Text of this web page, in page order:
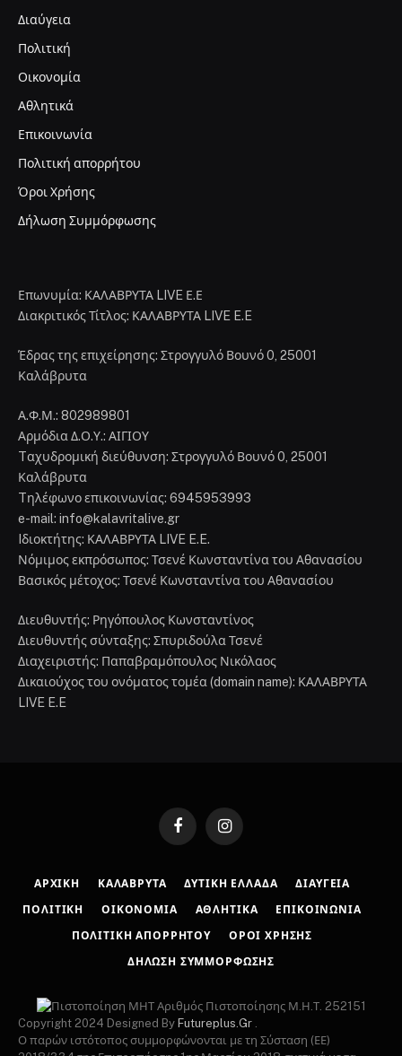
Διαύγεια
Πολιτική
Οικονομία
Αθλητικά
Επικοινωνία
Πολιτική απορρήτου
Όροι Χρήσης
Δήλωση Συμμόρφωσης
Επωνυμία: ΚΑΛΑΒΡΥΤΑ LIVE Ε.Ε
Διακριτικός Τίτλος: ΚΑΛΑΒΡΥΤΑ LIVE E.E
Έδρας της επιχείρησης: Στρογγυλό Βουνό 0, 25001
Καλάβρυτα
Α.Φ.Μ.: 802989801
Αρμόδια Δ.Ο.Υ.: ΑΙΓΙΟΥ
Tαχυδρομική διεύθυνση: Στρογγυλό Βουνό 0, 25001
Καλάβρυτα
Tηλέφωνο επικοινωνίας: 6945953993
e-mail: info@kalavritalive.gr
Iδιοκτήτης: ΚΑΛΑΒΡΥΤΑ LIVE E.E.
Νόμιμος εκπρόσωπος: Τσενέ Κωνσταντίνα του Αθανασίου
Βασικός μέτοχος: Τσενέ Κωνσταντίνα του Αθανασίου
Διευθυντής: Ρηγόπουλος Κωνσταντίνος
Διευθυντής σύνταξης: Σπυριδούλα Τσενέ
Διαχειριστής: Παπαβραμόπουλος Νικόλαος
Δικαιούχος του ονόματος τομέα (domain name): ΚΑΛΑΒΡΥΤΑ
LIVE E.E
FacebookInstagram
ΑΡΧΙΚΉ ΚΑΛΆΒΡΥΤΑ ΔΥΤΙΚΉ ΕΛΛΆΔΑ ΔΙΑΎΓΕΙΑ
ΠΟΛΙΤΙΚΉ ΟΙΚΟΝΟΜΊΑ ΑΘΛΗΤΙΚΆ ΕΠΙΚΟΙΝΩΝΊΑ
ΠΟΛΙΤΙΚΉ ΑΠΟΡΡΉΤΟΥ ΌΡΟΙ ΧΡΉΣΗΣ
ΔΉΛΩΣΗ ΣΥΜΜΌΡΦΩΣΗΣ
Αριθμός Πιστοποίησης Μ.Η.Τ. 252151
Copyright 2024 Designed By Futureplus.Gr .
Ο παρών ιστότοπος συμμορφώνονται με τη Σύσταση (ΕΕ)